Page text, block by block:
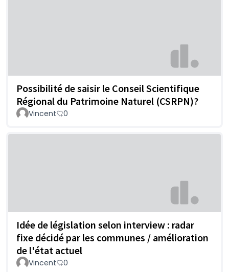
Possibilité de saisir le Conseil Scientifique
Régional du Patrimoine Naturel (CSRPN)?
Vincent 0
Idée de législation selon interview : radar
fixe décidé par les communes / amélioration
de l'état actuel
Vincent 0